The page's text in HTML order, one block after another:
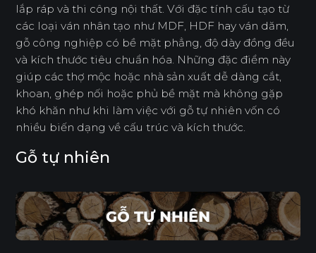
lắp ráp và thi công nội thất. Với đặc tính cấu tạo từ
các loại ván nhân tạo như MDF, HDF hay ván dăm,
gỗ công nghiệp có bề mặt phẳng, độ dày đồng đều
và kích thước tiêu chuẩn hóa. Những đặc điểm này
giúp các thợ mộc hoặc nhà sản xuất dễ dàng cắt,
khoan, ghép nối hoặc phủ bề mặt mà không gặp
khó khăn như khi làm việc với gỗ tự nhiên vốn có
nhiều biến dạng về cấu trúc và kích thước.
Gỗ tự nhiên